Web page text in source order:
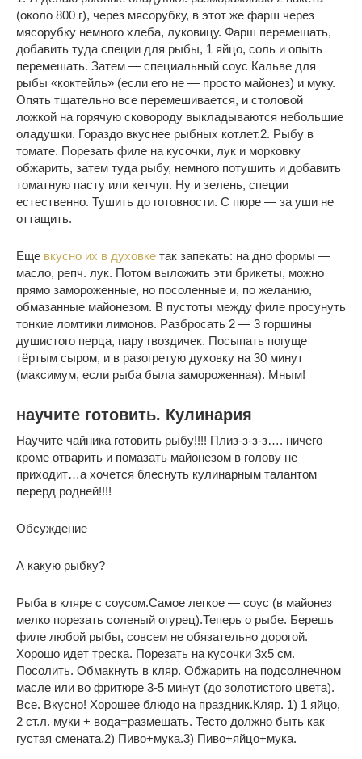
(около 800 г), через мясорубку, в этот же фарш через
мясорубку немного хлеба, луковицу. Фарш перемешать,
добавить туда специи для рыбы, 1 яйцо, соль и опыть
перемешать. Затем — специальный соус Кальве для
рыбы «коктейль» (если его не — просто майонез) и муку.
Опять тщательно все перемешивается, и столовой
ложкой на горячую сковороду выкладываются небольшие
оладушки. Гораздо вкуснее рыбных котлет.2. Рыбу в
томате. Порезать филе на кусочки, лук и морковку
обжарить, затем туда рыбу, немного потушить и добавить
томатную пасту или кетчуп. Ну и зелень, специи
естественно. Тушить до готовности. С пюре — за уши не
оттащить.
Еще вкусно их в духовке так запекать: на дно формы —
масло, репч. лук. Потом выложить эти брикеты, можно
прямо замороженные, но посоленные и, по желанию,
обмазанные майонезом. В пустоты между филе просунуть
тонкие ломтики лимонов. Разбросать 2 — 3 горшины
душистого перца, пару гвоздичек. Посыпать погуще
тёртым сыром, и в разогретую духовку на 30 минут
(максимум, если рыба была замороженная). Мным!
научите готовить. Кулинария
Научите чайника готовить рыбу!!!! Плиз-з-з-з…. ничего
кроме отварить и помазать майонезом в голову не
приходит…а хочется блеснуть кулинарным талантом
перерд родней!!!!
Обсуждение
А какую рыбку?
Рыба в кляре с соусом.Самое легкое — соус (в майонез
мелко порезать соленый огурец).Теперь о рыбе. Берешь
филе любой рыбы, совсем не обязательно дорогой.
Хорошо идет треска. Порезать на кусочки 3х5 см.
Посолить. Обмакнуть в кляр. Обжарить на подсолнечном
масле или во фритюре 3-5 минут (до золотистого цвета).
Все. Вкусно! Хорошее блюдо на праздник.Кляр. 1) 1 яйцо,
2 ст.л. муки + вода=размешать. Тесто должно быть как
густая смената.2) Пиво+мука.3) Пиво+яйцо+мука.